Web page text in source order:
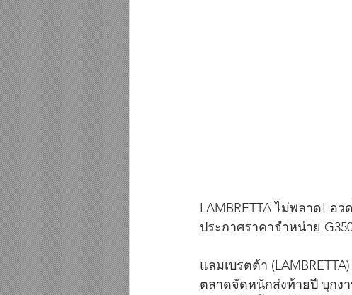
LAMBRETTA ไม่พลาด! อ
ประกาศราคาจำหน่าย
แลมเบรตต้า
ตลาดจัดหนักส่งท้ายปี บุกง